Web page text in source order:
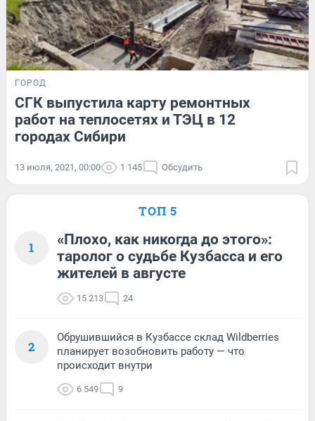
ГОРОД
СГК выпустила карту ремонтных
работ на теплосетях и ТЭЦ в 12
городах Сибири
13 июля, 2021, 00:00 1 145 Обсудить
ТОП 5
1
«Плохо, как никогда до этого»:
таролог о судьбе Кузбасса и его
жителей в августе
15 213 24
2
Обрушившийся в Кузбассе склад Wildberries
планирует возобновить работу — что
происходит внутри
6 549 9